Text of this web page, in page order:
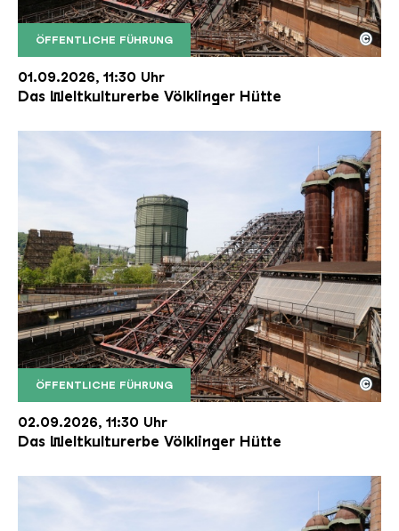
ÖFFENTLICHE FÜHRUNG
Der Erzschrägaufzug der Völklinger Hütte mit
Copyright: Weltkulturerbe Völklinger Hütte | Karl
©
01.09.2026, 11:30 Uhr
Das Weltkulturerbe Völklinger Hütte
ÖFFENTLICHE FÜHRUNG
Der Erzschrägaufzug der Völklinger Hütte mit
Copyright: Weltkulturerbe Völklinger Hütte | Karl
©
02.09.2026, 11:30 Uhr
Das Weltkulturerbe Völklinger Hütte